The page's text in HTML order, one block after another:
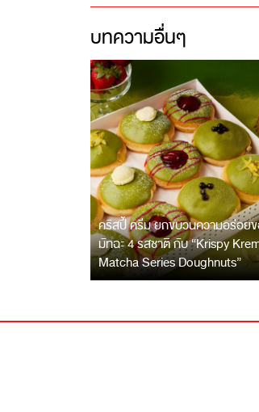
บทความอื่นๆ
คริสปี้ ครีม ยกขบวนความอร่อยข
มัทฉะ 4 รสชาติ กับ “Krispy
Matcha Series Doughnuts”